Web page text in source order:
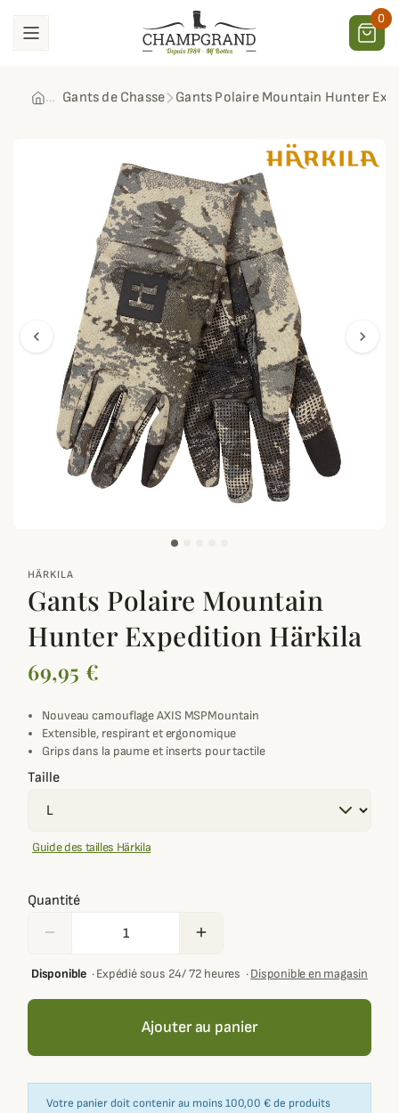
0
Gants de Chasse Gants Polaire Mountain Hunter
chevron_left chevron_right
HÄRKILA
Gants Polaire Mountain
Hunter Expedition Härkila
69,95 €
Nouveau camouflage AXIS MSPMountain
Extensible, respirant et ergonomique
Grips dans la paume et inserts pour tactile
Taille
Guide des tailles Härkila
Quantité
remove add
Disponible·Expédié sous 24/ 72 heures ·Disponible en magasin
Ajouter au panier
Votre panier doit contenir au moins 100,00 € de produits